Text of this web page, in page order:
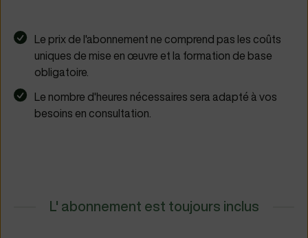
Le prix de l'abonnement ne comprend pas les coûts
uniques de mise en œuvre et la formation de base
obligatoire.
Le nombre d'heures nécessaires sera adapté à vos
besoins en consultation.
L' abonnement est toujours inclus